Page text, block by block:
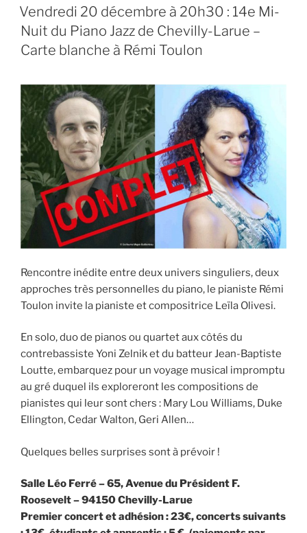
LE
Vendredi 20 décembre à 20h30 : 14e Mi-
Nuit du Piano Jazz de Chevilly-Larue –
Carte blanche à Rémi Toulon
Rencontre inédite entre deux univers singuliers, deux
approches très personnelles du piano, le pianiste Rémi
Toulon invite la pianiste et compositrice Leïla Olivesi.
En solo, duo de pianos ou quartet aux côtés du
contrebassiste Yoni Zelnik et du batteur Jean-Baptiste
Loutte, embarquez pour un voyage musical impromptu
au gré duquel ils exploreront les compositions de
pianistes qui leur sont chers : Mary Lou Williams, Duke
Ellington, Cedar Walton, Geri Allen…
Quelques belles surprises sont à prévoir !
Salle Léo Ferré – 65, Avenue du Président F.
Roosevelt – 94150 Chevilly-Larue
Premier concert et adhésion : 23€, concerts suivants